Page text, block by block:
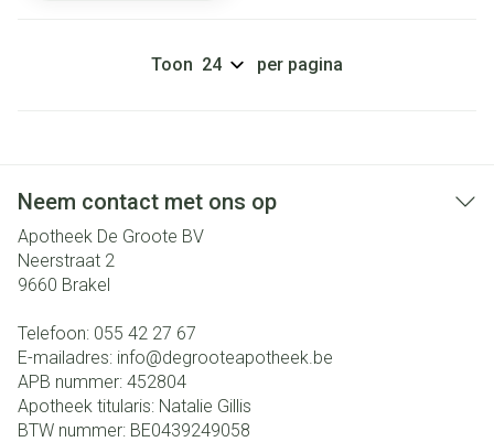
Toon per pagina
Neem contact met ons op
Apotheek De Groote BV
Neerstraat 2
9660 Brakel
Telefoon: 055 42 27 67
E-mailadres: info@degrooteapotheek.be
APB nummer: 452804
Apotheek titularis: Natalie Gillis
BTW nummer: BE0439249058